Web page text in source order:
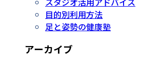
目的別利用方法
足と姿勢の健康塾
アーカイブ